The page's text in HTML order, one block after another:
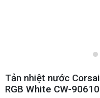
Tản nhiệt nước
RGB White CW-